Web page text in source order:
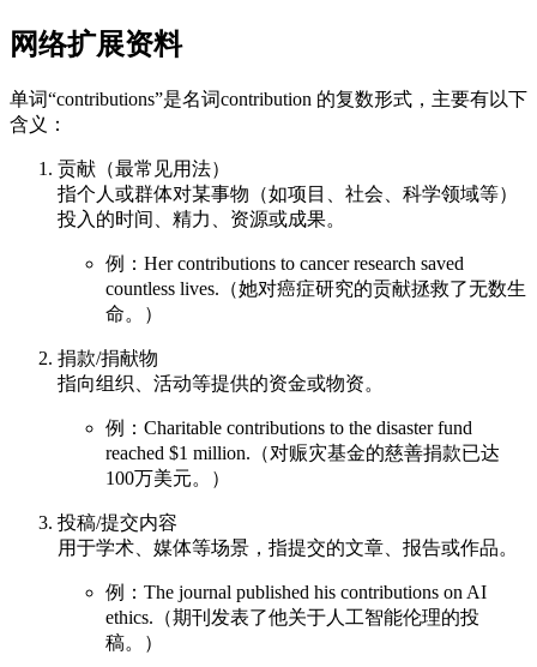
网络扩展资料
单词“contributions”是名词contribution 的复数形式，主要有以下
含义：
贡献（最常见用法）
指个人或群体对某事物（如项目、社会、科学领域等）
投入的时间、精力、资源或成果。
例：Her contributions to cancer research saved
countless lives.（她对癌症研究的贡献拯救了无数生
命。）
捐款/捐献物
指向组织、活动等提供的资金或物资。
例：Charitable contributions to the disaster fund
reached $1 million.（对赈灾基金的慈善捐款已达
100万美元。）
投稿/提交内容
用于学术、媒体等场景，指提交的文章、报告或作品。
例：The journal published his contributions on AI
ethics.（期刊发表了他关于人工智能伦理的投
稿。）